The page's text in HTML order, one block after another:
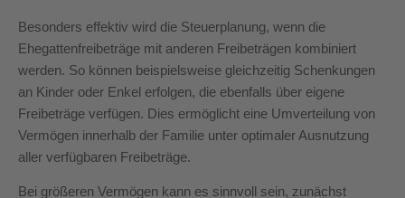
Besonders effektiv wird die Steuerplanung, wenn die
Ehegattenfreibeträge mit anderen Freibeträgen kombiniert
werden. So können beispielsweise gleichzeitig Schenkungen
an Kinder oder Enkel erfolgen, die ebenfalls über eigene
Freibeträge verfügen. Dies ermöglicht eine Umverteilung von
Vermögen innerhalb der Familie unter optimaler Ausnutzung
aller verfügbaren Freibeträge.
Bei größeren Vermögen kann es sinnvoll sein, zunächst